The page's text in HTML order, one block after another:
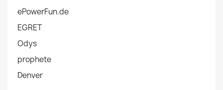
ePowerFun.de
EGRET
Odys
prophete
Denver